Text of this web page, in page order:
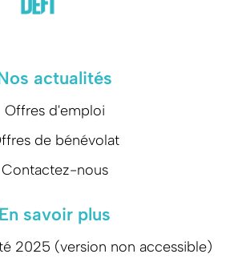
actualités
Offres d'emploi
de bénévolat
Contactez-nous
En savoir plus
2025 (version non accessible)